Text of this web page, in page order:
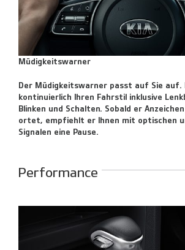
Müdigkeitswarner
Der Müdigkeitswarner passt auf Sie auf.
kontinuierlich Ihren Fahrstil inklusive
Blinken und Schalten. Sobald er
ortet, empfiehlt er Ihnen mit optischen
Signalen eine Pause.
Performance